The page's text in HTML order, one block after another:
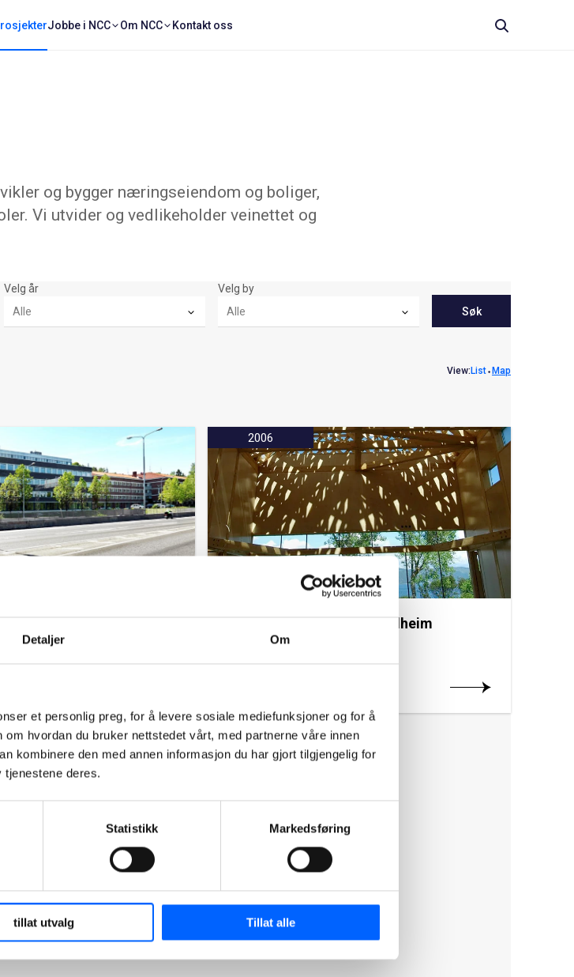
Detaljer Om
et personlig preg, for å levere sosiale mediefunksjoner og for å
hvordan du bruker nettstedet vårt, med partnerne våre innen
kombinere den med annen informasjon du har gjort tilgjengelig for
tjenestene deres.
Statistikk Markedsføring
tillat utvalg Tillat alle
Jobbe i NCC Om NCC Kontakt oss
og bygger næringseiendom og boliger,
Vi utvider og vedlikeholder veinettet og
Velg år
Velg by
Søk
View: List⬩ Map
et GreenBuilding-prosjekt.
2006
Tautra Mariakloster, Trondheim
Årets bygg 2006